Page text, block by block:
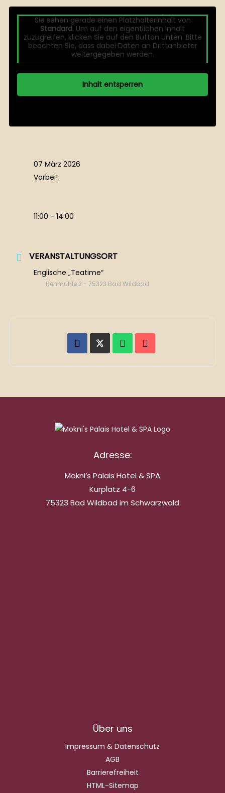
Sie sehen gerade einen Platzhalterinhalt von
Standard. Um auf den eigentlichen Inhalt
zuzugreifen, klicken Sie auf den Button unten. Bitte
beachten Sie, dass dabei Daten an Drittanbieter
weitergegeben werden.
Inhalt entsperren
07 März 2026
Vorbei!
11:00 - 14:00
VERANSTALTUNGSORT
Englische „Teatime“
Rehmühle 2 - 75323 Bad Wildbad
Adresse:
Mokni’s Palais Hotel & SPA
Kurplatz 4-6
75323 Bad Wildbad im Schwarzwald
Über uns
Impressum & Datenschutz
AGB
Barrierefreiheit
HTML-Sitemap